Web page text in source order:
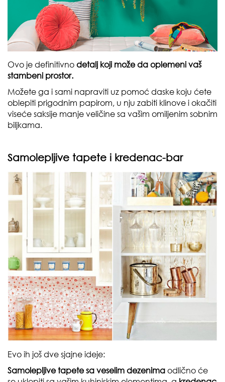
Ovo je definitivno detalj koji može da oplemeni vaš
stambeni prostor.
Možete ga i sami napraviti uz pomoć daske koju ćete
oblepiti prigodnim papirom, u nju zabiti klinove i okačiti
viseće saksije manje veličine sa vašim omiljenim sobnim
biljkama.
Samolepljive tapete i kredenac-bar
Evo ih još dve sjajne ideje:
Samolepljive tapete sa veselim dezenima odlično će